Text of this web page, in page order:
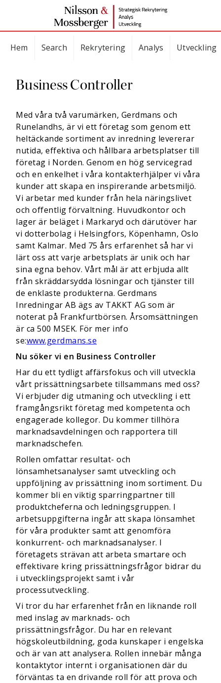
Hem Search Rekrytering Analys Utveckling
Business Controller
Med våra två varumärken, Gerdmans och
Runelandhs, är vi ett företag som genom ett
heltäckande sortiment av inredning levererar
nutida, effektiva och hållbara arbetsplatser till
företag i Norden. Genom en hög servicegrad
och en enkelhet i våra kontakterhjälper vi våra
kunder att skapa en inspirerande arbetsmiljö.
Vi arbetar med kunder från hela näringslivet
och offentlig förvaltning. Huvudkontor och
lager är beläget i Markaryd och därutöver har
vi dotterbolag i Helsingfors, Köpenhamn, Oslo
samt Kalmar. Med 75 års erfarenhet så har vi
lärt oss att varje arbetsplats är unik och har
sina egna behov. Vårt mål är att erbjuda allt
från skräddarsydda lösningar och tjänster till
de enklaste produkterna. Gerdmans
Inredningar AB ägs av TAKKT AG som är
noterat på Frankfurtbörsen. Årsomsättningen
är ca 500 MSEK. För mer info
se:www.gerdmans.se
Nu söker vi en Business Controller
Har du ett tydligt affärsfokus och vill utveckla
vårt prissättningsarbete tillsammans med oss?
Vi erbjuder dig utmaning och utveckling i ett
framgångsrikt företag med kompetenta och
engagerade kollegor. Du kommer tillhöra
marknadsavdelningen och rapportera till
marknadschefen.
Rollen omfattar resultat- och
lönsamhetsanalyser samt utveckling och
uppföljning av prissättning inom sortiment. Du
kommer bli en viktig sparringpartner till
produktcheferna och ledningsgruppen. I
arbetsuppgifterna ingår att skapa lönsamhet
för våra produkter samt att genomföra
konkurrent- och marknadsanalyser. I
företagets strävan att arbeta smartare och
effektivare kring prissättningsfrågor bidrar du
i utvecklingsprojekt samt i vår
processutveckling.
Vi tror du har erfarenhet från en liknande roll
med inslag av marknads- och
prissättningsfrågor. Du har en relevant
högskoleutbildning, goda kunskaper i engelska
och är van att analysera. Rollen innebär många
kontaktytor internt i organisationen där du
förväntas ta en drivande roll för att prova och